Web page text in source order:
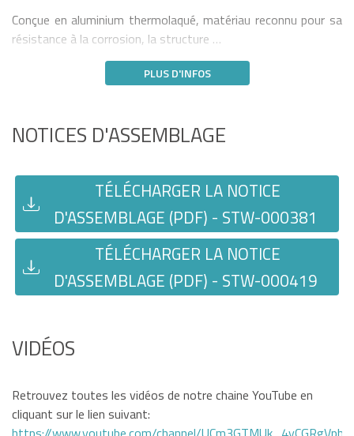
Conçue en aluminium thermolaqué, matériau reconnu pour sa
résistance à la corrosion, la structure …
PLUS D'INFOS
NOTICES D'ASSEMBLAGE
TÉLÉCHARGER LA NOTICE
D'ASSEMBLAGE (PDF) - STW-000381
TÉLÉCHARGER LA NOTICE
D'ASSEMBLAGE (PDF) - STW-000419
VIDÉOS
Retrouvez toutes les vidéos de notre chaine YouTube en
cliquant sur le lien suivant: